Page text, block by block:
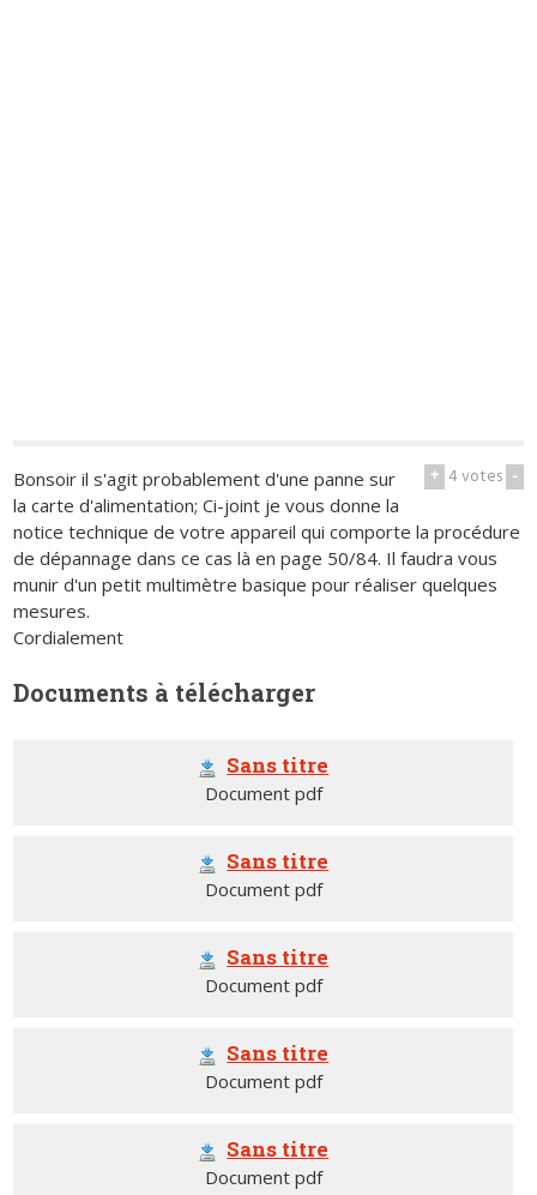
+ 4votes -
Bonsoir il s'agit probablement d'une panne sur
la carte d'alimentation; Ci-joint je vous donne la
notice technique de votre appareil qui comporte la procédure
de dépannage dans ce cas là en page 50/84. Il faudra vous
munir d'un petit multimètre basique pour réaliser quelques
mesures.
Cordialement
Documents à télécharger
Sans titre
Document pdf
Sans titre
Document pdf
Sans titre
Document pdf
Sans titre
Document pdf
Sans titre
Document pdf